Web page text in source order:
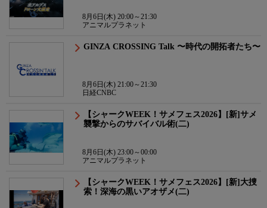
8月6日(木) 20:00～21:30
アニマルプラネット
GINZA CROSSING Talk 〜時代の開拓者たち〜
8月6日(木) 21:00～21:30
日経CNBC
【シャークWEEK！サメフェス2026】[新]サメ
襲撃からのサバイバル術(二)
8月6日(木) 23:00～00:00
アニマルプラネット
【シャークWEEK！サメフェス2026】[新]大捜
索！深海の黒いアオザメ(二)